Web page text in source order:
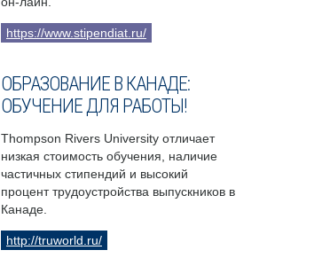
https://www.stipendiat.ru/
ОБРАЗОВАНИЕ В КАНАДЕ:
ОБУЧЕНИЕ ДЛЯ РАБОТЫ!
Thompson Rivers University отличает
низкая стоимость обучения, наличие
частичных стипендий и высокий
процент трудоустройства выпускников в
Канаде.
http://truworld.ru/